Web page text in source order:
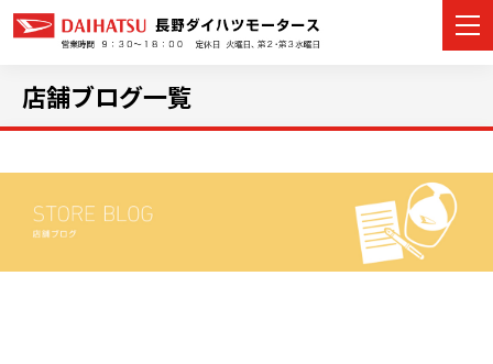
カーラインナップ
展示車・試乗車
店舗情報
店舗ブログ一覧